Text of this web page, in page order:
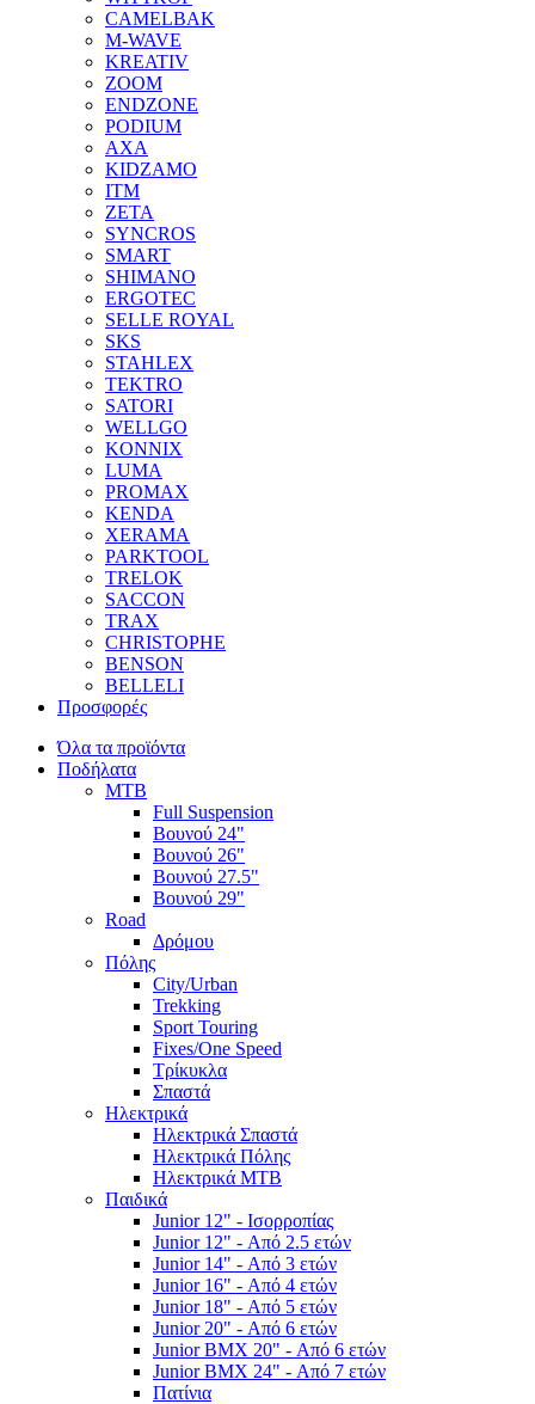
CAMELBAK
M-WAVE
KREATIV
ZOOM
ENDZONE
PODIUM
AXA
KIDZAMO
ITM
ZETA
SYNCROS
SMART
SHIMANO
ERGOTEC
SELLE ROYAL
SKS
STAHLEX
TEKTRO
SATORI
WELLGO
KONNIX
LUMA
PROMAX
KENDA
XERAMA
PARKTOOL
TRELOK
SACCON
TRAX
CHRISTOPHE
BENSON
BELLELI
Προσφορές
Όλα τα προϊόντα
Ποδήλατα
MTB
Full Suspension
Βουνού 24"
Βουνού 26"
Βουνού 27.5"
Βουνού 29"
Road
Δρόμου
Πόλης
City/Urban
Trekking
Sport Touring
Fixes/One Speed
Τρίκυκλα
Σπαστά
Ηλεκτρικά
Ηλεκτρικά Σπαστά
Ηλεκτρικά Πόλης
Ηλεκτρικά MTB
Παιδικά
Junior 12" - Ισορροπίας
Junior 12" - Από 2.5 ετών
Junior 14" - Από 3 ετών
Junior 16" - Από 4 ετών
Junior 18" - Από 5 ετών
Junior 20" - Από 6 ετών
Junior BMX 20" - Από 6 ετών
Junior BMX 24" - Από 7 ετών
Πατίνια